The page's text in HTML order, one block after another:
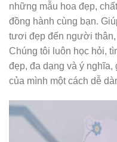
những mẫu hoa đẹp,
đồng hành cùng bạn.
tươi đẹp đến người thân,
Chúng tôi luôn học hỏi,
đẹp, đa dạng và ý
của mình một cách dễ